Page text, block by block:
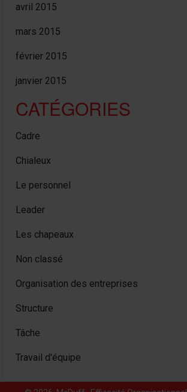
avril 2015
mars 2015
février 2015
janvier 2015
CATÉGORIES
Cadre
Chialeux
Le personnel
Leader
Les chapeaux
Non classé
Organisation des entreprises
Structure
Tâche
Travail d'équipe